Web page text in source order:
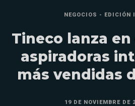
NEGOCIOS - EDICIÓN
Tineco lanza
aspiradoras
más vendidas
19 DE NOVIEMBRE DE